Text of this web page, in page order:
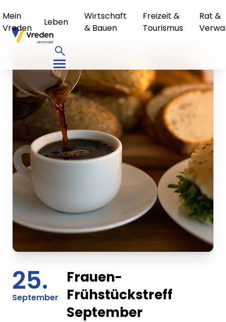
Mein
Vreden
Leben
Wirtschaft
& Bauen
Freizeit &
Tourismus
Rat &
25.
September
Frauen-
Frühstückstreff
September